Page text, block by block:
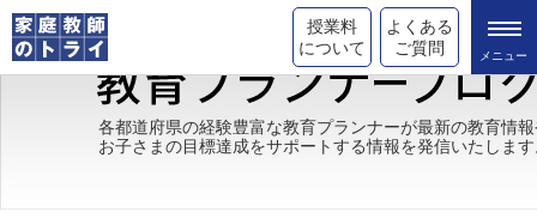
授業料
について
よくある
ご質問
トライの教育理念
成績が上がる理由
各都道府県の経験豊富な教育プランナーが最新の教育情
お子さまの目標達成をサポートする情報を発信いたしま